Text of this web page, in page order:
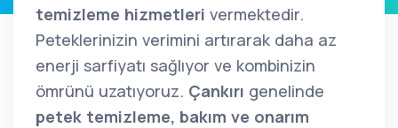
temizleme hizmetleri vermektedir.
Peteklerinizin verimini artırarak daha az
enerji sarfiyatı sağlıyor ve kombinizin
ömrünü uzatıyoruz. Çankırı genelinde
petek temizleme, bakım ve onarım